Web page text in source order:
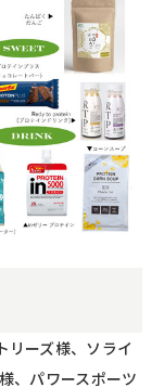
リーズ様、ソライ
、パワースポーツ